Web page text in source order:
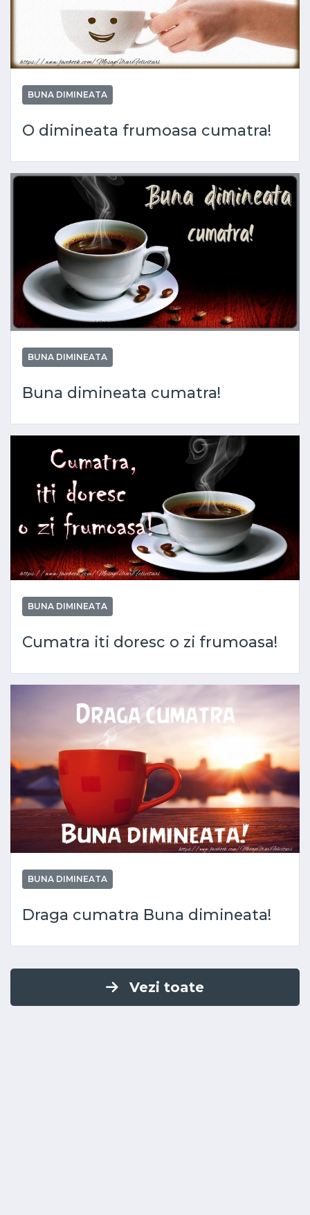
BUNA DIMINEATA
O dimineata frumoasa cumatra!
BUNA DIMINEATA
Buna dimineata cumatra!
BUNA DIMINEATA
Cumatra iti doresc o zi frumoasa!
BUNA DIMINEATA
Draga cumatra Buna dimineata!
Vezi toate